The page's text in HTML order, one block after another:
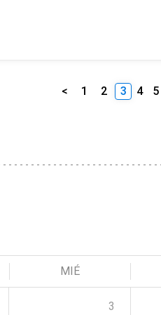
< 1 2 3 4 5
MIÉ
3